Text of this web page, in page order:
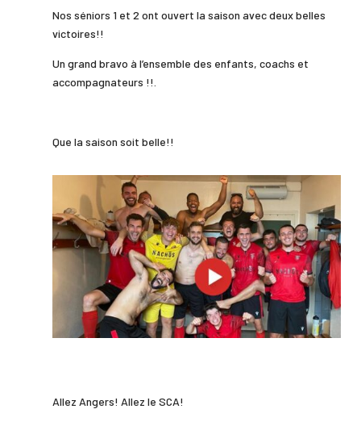
Nos séniors 1 et 2 ont ouvert la saison avec deux belles
victoires!!
Un grand bravo à l’ensemble des enfants, coachs et
accompagnateurs !!.
Que la saison soit belle!!
Allez Angers! Allez le SCA!